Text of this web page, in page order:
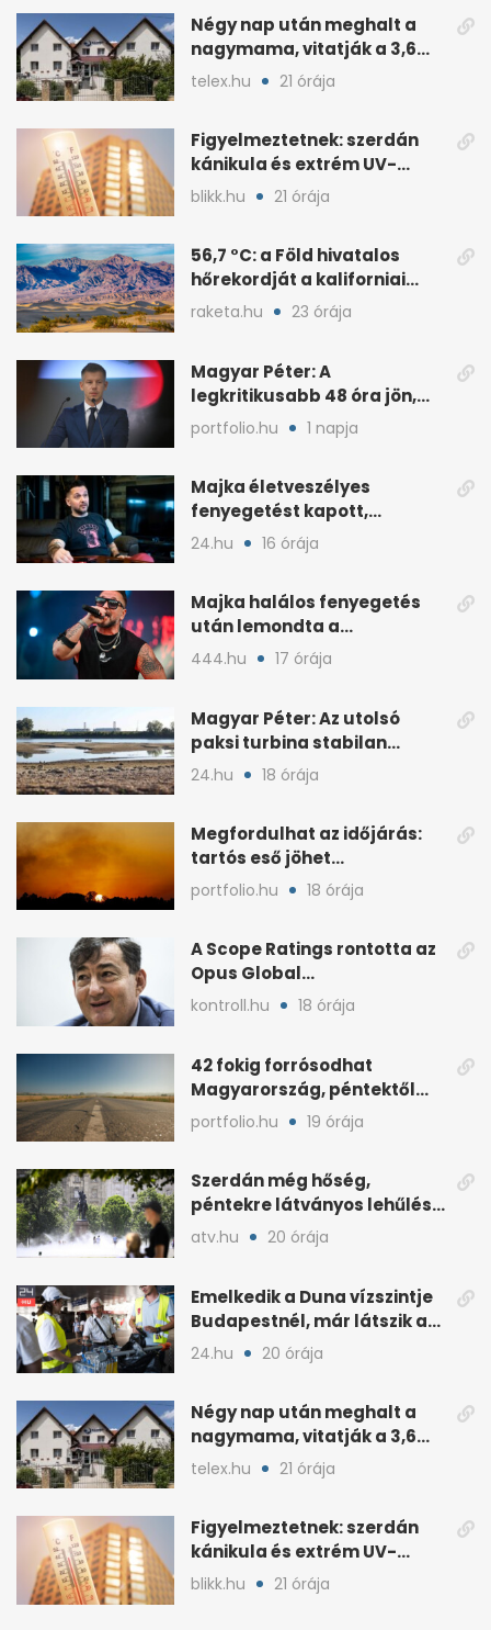
Négy nap után meghalt a
nagymama, vitatják a 3,6
milliós gondozási díjat
telex.hu 21 órája
Figyelmeztetnek: szerdán
kánikula és extrém UV-
terhelés jön
blikk.hu 21 órája
56,7 °C: a Föld hivatalos
hőrekordját a kaliforniai
Death Valley tartja
raketa.hu 23 órája
Magyar Péter: A
legkritikusabb 48 óra jön,
ahol lehet, legyen home
office
portfolio.hu 1 napja
Majka életveszélyes
fenyegetést kapott,
lemondta az erdélyi
24.hu 16 órája
Majka halálos fenyegetés
után lemondta a
sepsiszentgyörgyi koncertet
444.hu 17 órája
Magyar Péter: Az utolsó
paksi turbina stabilan
termel
24.hu 18 órája
Megfordulhat az időjárás:
tartós eső jöhet
Magyarországra a hónap
végén
portfolio.hu 18 órája
A Scope Ratings rontotta az
Opus Global
kötvénybesorolását
kontroll.hu 18 órája
42 fokig forrósodhat
Magyarország, péntektől
zivatarok hűtenek
portfolio.hu 19 órája
Szerdán még hőség,
péntekre látványos lehűlés
jöhet
atv.hu 20 órája
Emelkedik a Duna vízszintje
Budapestnél, már látszik a
fordulat
24.hu 20 órája
Négy nap után meghalt a
nagymama, vitatják a 3,6
milliós gondozási díjat
telex.hu 21 órája
Figyelmeztetnek: szerdán
kánikula és extrém UV-
terhelés jön
blikk.hu 21 órája